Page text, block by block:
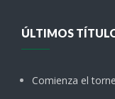
ÚLTIMOS
Comienza el